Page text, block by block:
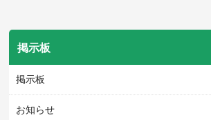
掲示板
掲示板
お知らせ